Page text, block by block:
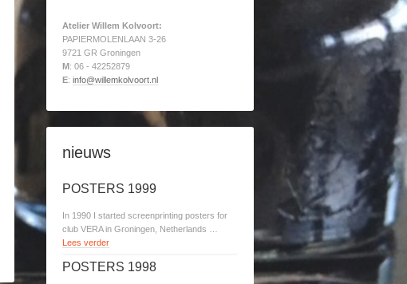
Atelier Willem Kolvoort:
PAPIERMOLENLAAN 3-26
9721 GR Groningen
M: 06 - 42252879
E: info@willemkolvoort.nl
nieuws
POSTERS 1999
In 1990 I started screenprinting posters for
club VERA in Groningen, Netherlands …
Lees verder
POSTERS 1998